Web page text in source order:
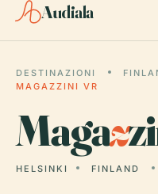
Audiala
DESTINAZIONI
MAGAZZINI VR
Magaz
HELSINKI FINLAND